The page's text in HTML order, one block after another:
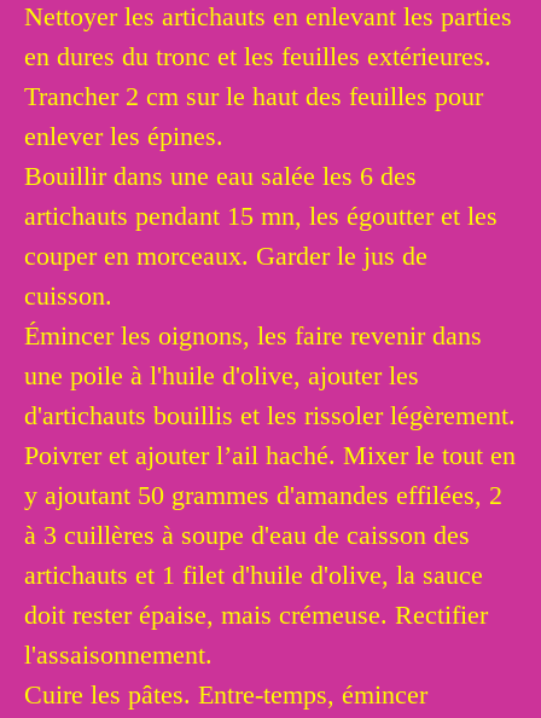
Nettoyer les artichauts en enlevant les parties
en dures du tronc et les feuilles extérieures.
Trancher 2 cm sur le haut des feuilles pour
enlever les épines.
Bouillir dans une eau salée les 6 des
artichauts pendant 15 mn, les égoutter et les
couper en morceaux. Garder le jus de
cuisson.
Émincer les oignons, les faire revenir dans
une poile à l'huile d'olive, ajouter les
d'artichauts bouillis et les rissoler légèrement.
Poivrer et ajouter l’ail haché. Mixer le tout en
y ajoutant 50 grammes d'amandes effilées, 2
à 3 cuillères à soupe d'eau de caisson des
artichauts et 1 filet d'huile d'olive, la sauce
doit rester épaise, mais crémeuse. Rectifier
l'assaisonnement.
Cuire les pâtes. Entre-temps, émincer